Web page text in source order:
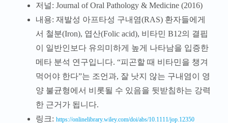
저널: Journal of Oral Pathology & Medicine (2016)
내용: 재발성 아프타성 구내염(RAS) 환자들에게
서 철분(Iron), 엽산(Folic acid), 비타민 B12의 결핍
이 일반인보다 유의미하게 높게 나타남을 입증한
메타 분석 연구입니다. “피곤할 때 비타민을 챙겨
먹어야 한다”는 조언과, 잘 낫지 않는 구내염이 영
양 불균형에서 비롯될 수 있음을 뒷받침하는 강력
한 근거가 됩니다.
링크: https://onlinelibrary.wiley.com/doi/abs/10.1111/jop.12350